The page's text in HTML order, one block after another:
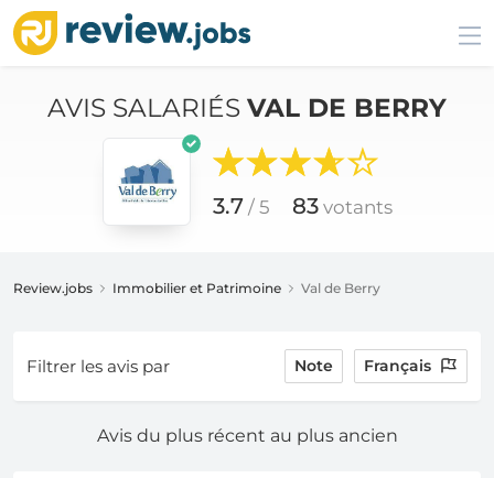
AVIS SALARIÉS VAL DE BERRY
3.7 / 5 83 votants
Review.jobs Immobilier et Patrimoine Val de Berry
Filtrer les avis par Note Français
Avis du plus récent au plus ancien